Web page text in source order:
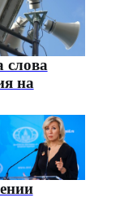
слова
на